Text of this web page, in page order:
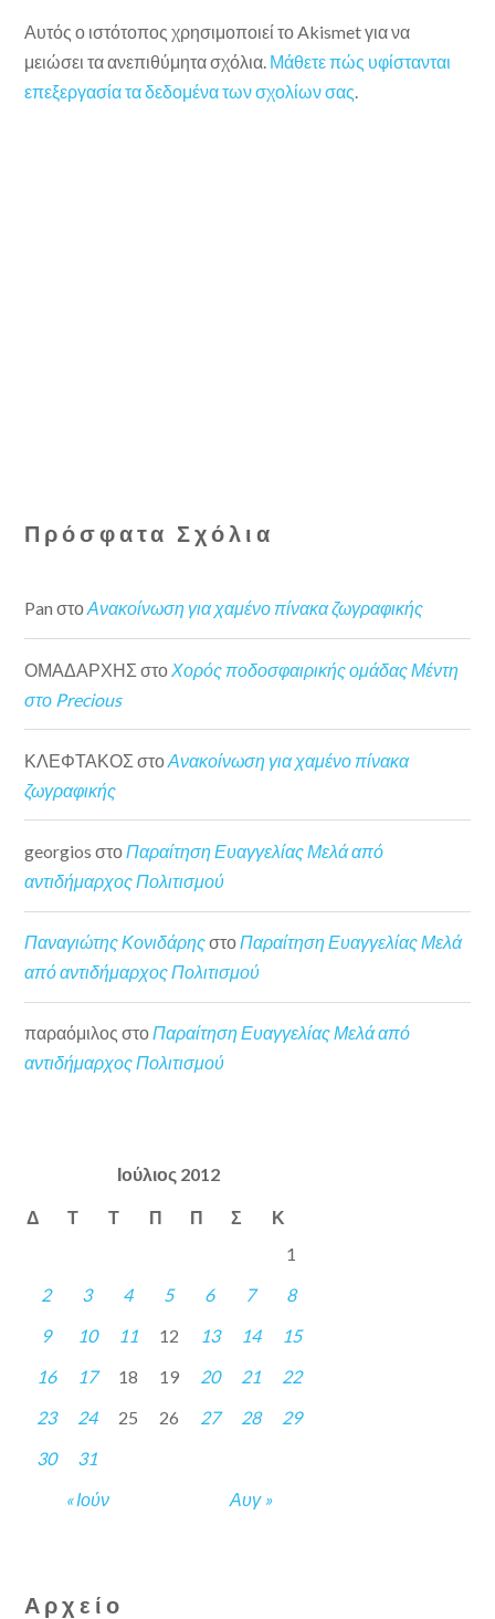
Αυτός ο ιστότοπος χρησιμοποιεί το Akismet για να
μειώσει τα ανεπιθύμητα σχόλια. Μάθετε πώς υφίστανται
επεξεργασία τα δεδομένα των σχολίων σας
Πρόσφατα Σχόλια
Pan στοΑνακοίνωση για χαμένο πίνακα ζωγραφικής
ΟΜΑΔΑΡΧΗΣ στο Χορός ποδοσφαιρικής ομάδας Μέντη
στο Precious
ΚΛΕΦΤΑΚΟΣ στοΑνακοίνωση για χαμένο πίνακα
ζωγραφικής
georgios στοΠαραίτηση Ευαγγελίας Μελά από
αντιδήμαρχος Πολιτισμού
Παναγιώτης ΚονιδάρηςστοΠαραίτηση Ευαγγελίας Μελά
από αντιδήμαρχος Πολιτισμού
παραόμιλος στοΠαραίτηση Ευαγγελίας Μελά από
αντιδήμαρχος Πολιτισμού
Ιούλιος 2012
Δ Τ Τ Π Π Σ Κ
« Ιούν Αυγ »
1
2
3 4 5 6 7
8
9
10 11 12 13 14
15
16
17 18 19 20 21
22
23
24 25 26 27 28
29
30
31
Αρχείο